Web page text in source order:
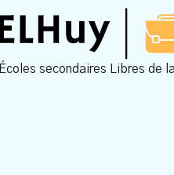
Écoles secondaires Libres de